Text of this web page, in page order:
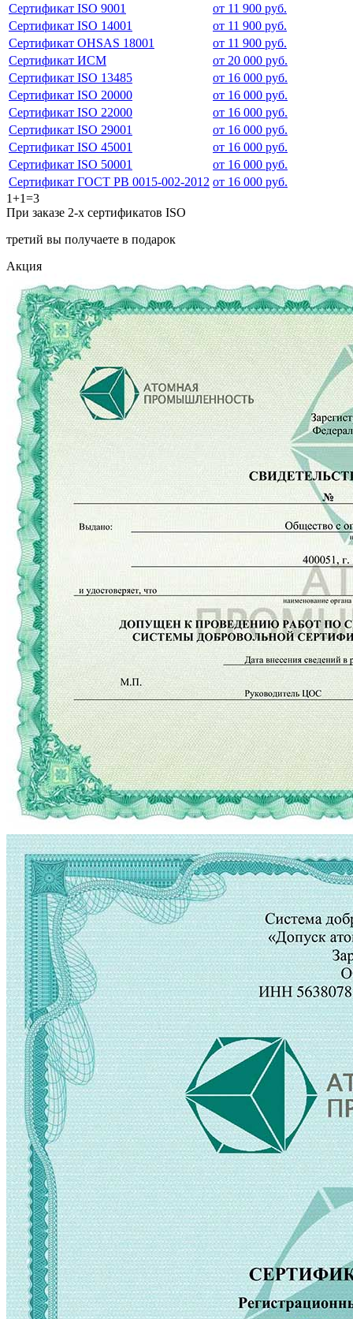
Сертификат ISO 9001
от 11 900 руб.
Сертификат ISO 14001
от 11 900 руб.
Сертификат OHSAS 18001
от 11 900 руб.
Сертификат ИСМ
от 20 000 руб.
Сертификат ISO 13485
от 16 000 руб.
Сертификат ISO 20000
от 16 000 руб.
Сертификат ISO 22000
от 16 000 руб.
Сертификат ISO 29001
от 16 000 руб.
Сертификат ISO 45001
от 16 000 руб.
Сертификат ISO 50001
от 16 000 руб.
Сертификат ГОСТ РВ 0015-002-2012 от 16 000 руб.
1+1=3
При заказе 2-х сертификатов ISO
третий вы получаете в подарок
Акция